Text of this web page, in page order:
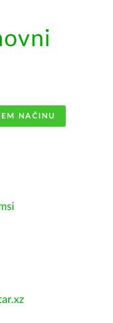
NAČINU